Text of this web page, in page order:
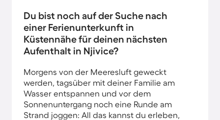
Du bist noch auf der Suche nach
einer Ferienunterkunft in
Küstennähe für deinen nächsten
Aufenthalt in Njivice?
Morgens von der Meeresluft geweckt
werden, tagsüber mit deiner Familie am
Wasser entspannen und vor dem
Sonnenuntergang noch eine Runde am
Strand joggen: All das kannst du erleben,